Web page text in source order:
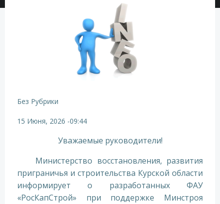
Без Рубрики
15 Июня, 2026 -09:44
Уважаемые руководители!
Министерство восстановления, развития
приграничья и строительства Курской области
информирует о разработанных ФАУ
«РосКапСтрой» при поддержке Минстроя